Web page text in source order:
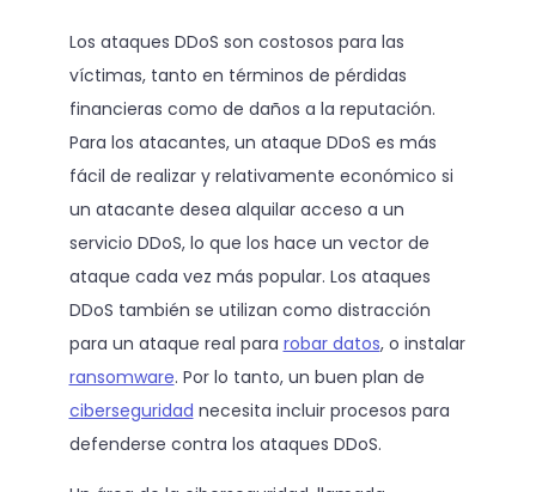
Los ataques DDoS son costosos para las
víctimas, tanto en términos de pérdidas
financieras como de daños a la reputación.
Para los atacantes, un ataque DDoS es más
fácil de realizar y relativamente económico si
un atacante desea alquilar acceso a un
servicio DDoS, lo que los hace un vector de
ataque cada vez más popular. Los ataques
DDoS también se utilizan como distracción
para un ataque real para robar datos, o instalar
ransomware. Por lo tanto, un buen plan de
ciberseguridad necesita incluir procesos para
defenderse contra los ataques DDoS.